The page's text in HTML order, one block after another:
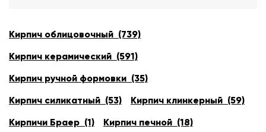
Кирпич облицовочный (739)
Кирпич керамический (591)
Кирпич ручной формовки (35)
Кирпич силикатный (53)
Кирпич клинкерный (59)
Кирпичи Браер (1)
Кирпич печной (18)